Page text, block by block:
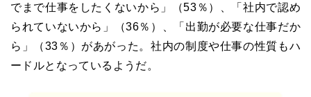
でまで仕事をしたくないから」（53％）、「社内で認め
られていないから」（36％）、「出勤が必要な仕事だか
ら」（33％）があがった。社内の制度や仕事の性質もハ
ードルとなっているようだ。